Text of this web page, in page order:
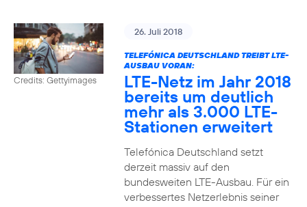
Credits: Gettyimages
26. Juli 2018
TELEFÓNICA DEUTSCHLAND TREIBT LTE-
AUSBAU VORAN:
LTE-Netz im Jahr 2018
bereits um deutlich
mehr als 3.000 LTE-
Stationen erweitert
Telefónica Deutschland setzt
derzeit massiv auf den
bundesweiten LTE-Ausbau. Für ein
verbessertes Netzerlebnis seiner